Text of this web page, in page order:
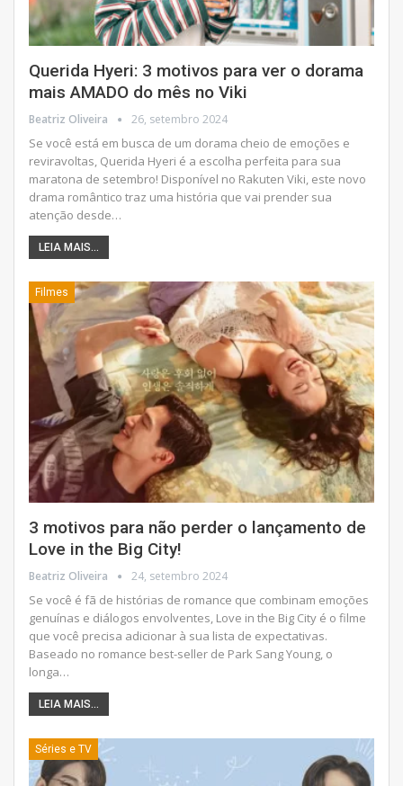
Querida Hyeri: 3 motivos para ver o dorama
mais AMADO do mês no Viki
Beatriz Oliveira 26, setembro 2024
Se você está em busca de um dorama cheio de emoções e
reviravoltas, Querida Hyeri é a escolha perfeita para sua
maratona de setembro! Disponível no Rakuten Viki, este novo
drama romântico traz uma história que vai prender sua
atenção desde…
LEIA MAIS...
Filmes
3 motivos para não perder o lançamento de
Love in the Big City!
Beatriz Oliveira 24, setembro 2024
Se você é fã de histórias de romance que combinam emoções
genuínas e diálogos envolventes, Love in the Big City é o filme
que você precisa adicionar à sua lista de expectativas.
Baseado no romance best-seller de Park Sang Young, o
longa…
LEIA MAIS...
Séries e TV